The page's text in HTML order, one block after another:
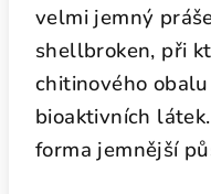
velmi jemný
shellbroken, při
chitinového
bioaktivních
forma jemnější